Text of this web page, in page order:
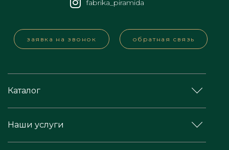
fabrika_piramida
заявка на звонок обратная связь
Каталог
Наши услуги